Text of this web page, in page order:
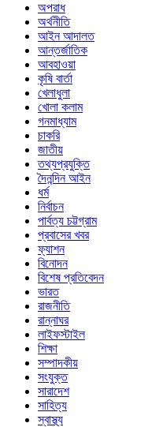
অপরাধ
অর্থনীতি
আইন আদালত
আন্তর্জাতিক
আবহাওয়া
কৃষি বার্তা
খেলাধুলা
খোলা কলাম
গনমাধ্যাম
চাকরি
জাতীয়
তথ্যপ্রযুক্তি
দৈনন্দিন আইন
ধর্ম
নির্বাচন
পার্বত্য চট্টগ্রাম
প্রবাসের খবর
ফ্যাশন
বিনোদন
বিশেষ প্রতিবেদন
ভারত
রাজনীতি
রান্নাঘর
লাইফস্টাইল
শিক্ষা
সম্পাদকীয়
সংযুক্ত
সারাদেশ
সাহিত্য
স্বাস্থ্য